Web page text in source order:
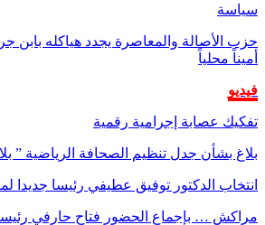
سياسة
حزب الأصالة والمعاصرة يجدد هياكله بابن
أميناً محلياً
فيديو
تفكيك عصابة إجرامية رقمية
بلاغ بشأن جدل تنظيم الصحافة الرياضية ”
انتخاب الدكتور توفيق عطيفي رئيسا جديدا
مراكش … بإجماع الحضور فتاح حارفي